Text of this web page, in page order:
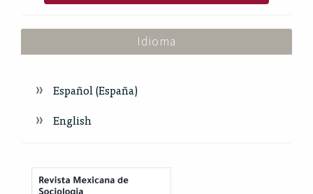
Idioma
Español (España)
English
Index